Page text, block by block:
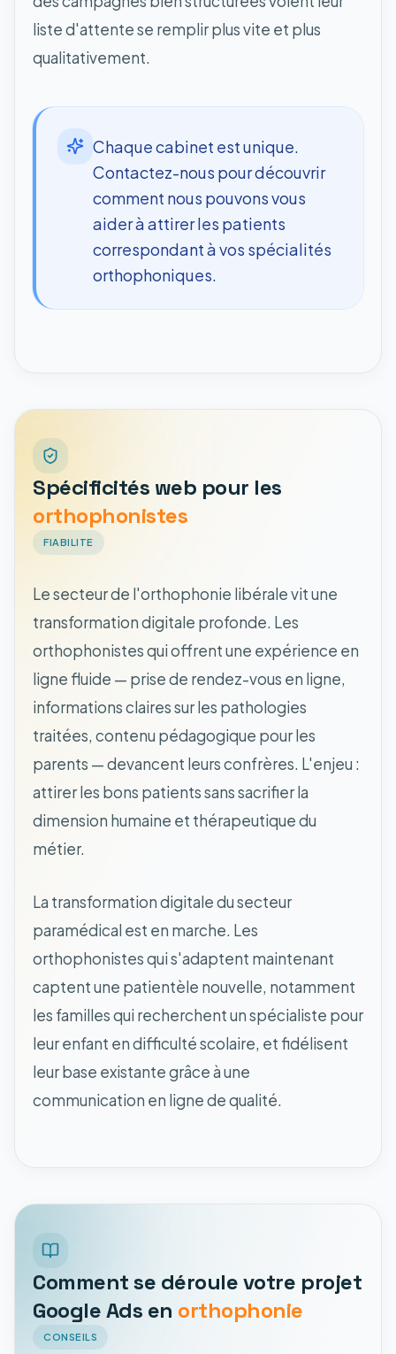
liste d'attente se remplir plus vite et plus
qualitativement.
Chaque cabinet est unique.
Contactez-nous pour découvrir
comment nous pouvons vous
aider à attirer les patients
correspondant à vos spécialités
orthophoniques.
Spécificités web pour les
orthophonistes
FIABILITE
Le secteur de l'orthophonie libérale vit une
transformation digitale profonde. Les
orthophonistes qui offrent une expérience en
ligne fluide — prise de rendez-vous en ligne,
informations claires sur les pathologies
traitées, contenu pédagogique pour les
parents — devancent leurs confrères. L'enjeu :
attirer les bons patients sans sacrifier la
dimension humaine et thérapeutique du
métier.
La transformation digitale du secteur
paramédical est en marche. Les
orthophonistes qui s'adaptent maintenant
captent une patientèle nouvelle, notamment
les familles qui recherchent un spécialiste pour
leur enfant en difficulté scolaire, et fidélisent
leur base existante grâce à une
communication en ligne de qualité.
Comment se déroule votre projet
Google Ads en orthophonie
CONSEILS